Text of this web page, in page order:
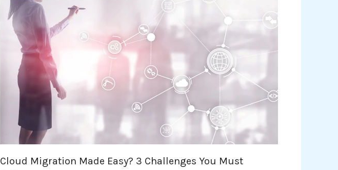
Cloud Migration Made Easy? 3 Challenges You Must